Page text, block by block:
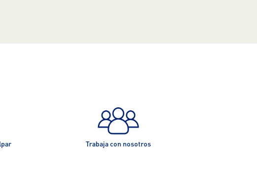
Trabaja con nosotros